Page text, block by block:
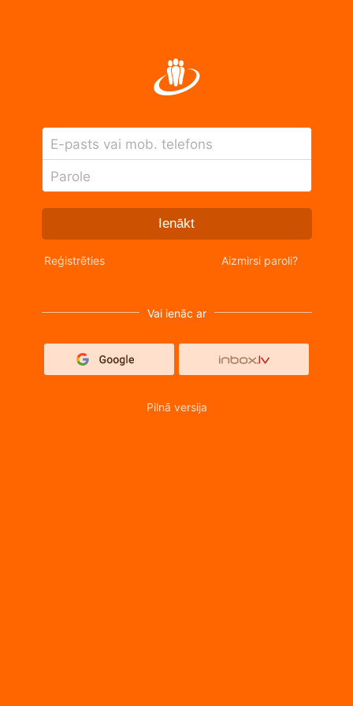
E-pasts vai mob. telefons
Parole
Ienākt
Reģistrēties Aizmirsi paroli?
Vai ienāc ar
Pilnā versija